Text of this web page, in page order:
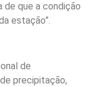
de que a condição
estação”.
de
precipitação,